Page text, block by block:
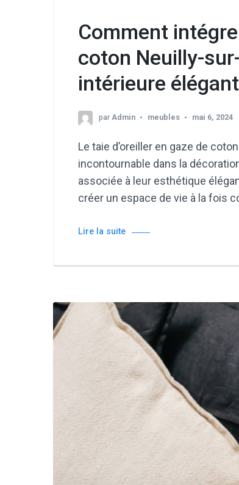
Comment
coton Neuilly-
intérieure
parAdmin meubles mai 6, 2024
Le taie d’oreiller en gaze de
incontournable dans la
associée à leur esthétique
créer un espace de vie à la fois
Lire la suite